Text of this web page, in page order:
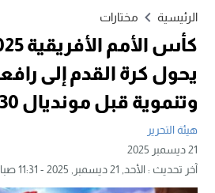
الرئيسية مختارات
يحول كرة القدم إلى
وتنموية قبل مونديال 2030
هيئة التحرير
21 ديسمبر 2025
آخر تحديث :الأحد, 21 ديسمبر, 2025 - 11:31 صباحًا